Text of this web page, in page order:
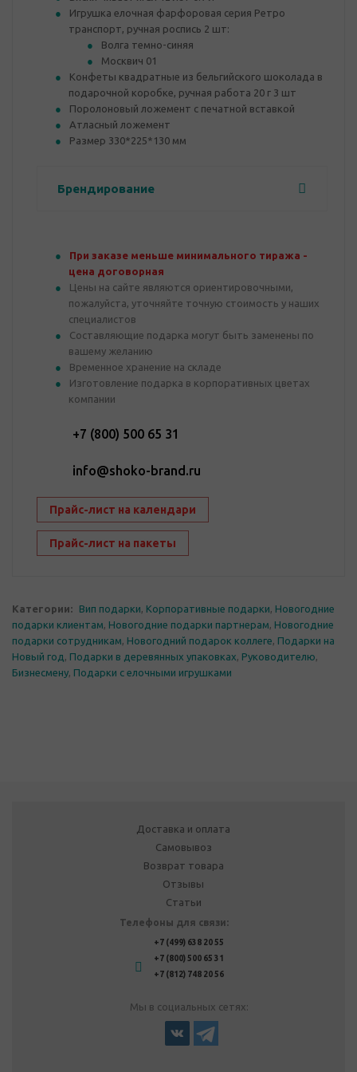
Игрушка елочная фарфоровая серия Ретро
транспорт, ручная роспись 2 шт:
Волга темно-синяя
Москвич 01
Конфеты квадратные из бельгийского шоколада в
подарочной коробке, ручная работа 20 г 3 шт
Поролоновый ложемент с печатной вставкой
Атласный ложемент
Размер 330*225*130 мм
Брендирование
При заказе меньше минимального тиража -
цена договорная
Цены на сайте являются ориентировочными,
пожалуйста, уточняйте точную стоимость у наших
специалистов
Составляющие подарка могут быть заменены по
вашему желанию
Временное хранение на складе
Изготовление подарка в корпоративных цветах
компании
+7 (800) 500 65 31
info@shoko-brand.ru
Прайс-лист на календари
Прайс-лист на пакеты
Категории: Вип подарки, Корпоративные подарки, Новогодние
подарки клиентам, Новогодние подарки партнерам, Новогодние
подарки сотрудникам, Новогодний подарок коллеге, Подарки на
Новый год , Подарки в деревянных упаковках, Руководителю,
Бизнесмену, Подарки с елочными игрушками
Доставка и оплата
Самовывоз
Возврат товара
Отзывы
Статьи
Телефоны для связи:
+7 (499) 638 20 55
+7 (800) 500 65 31
+7 (812) 748 20 56
Мы в социальных сетях: